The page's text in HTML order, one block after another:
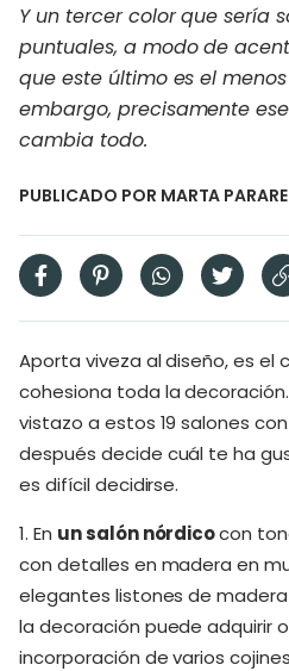
Y un tercer color que sería
puntuales, a modo de
que este último es el
embargo, precisamente
cambia todo.
PUBLICADO POR MARTA
Aporta viveza al diseño, es
cohesiona toda la
vistazo a estos 19 salones
después decide cuál te ha
es difícil decidirse.
1. En un salón nórdicocon
con detalles en madera en
elegantes listones de
la decoración puede adquirir
incorporación de varios